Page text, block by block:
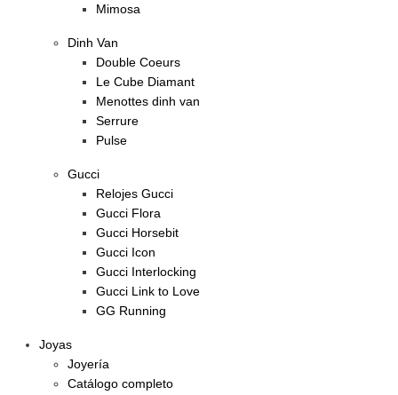
Mimosa
Dinh Van
Double Coeurs
Le Cube Diamant
Menottes dinh van
Serrure
Pulse
Gucci
Relojes Gucci
Gucci Flora
Gucci Horsebit
Gucci Icon
Gucci Interlocking
Gucci Link to Love
GG Running
Joyas
Joyería
Catálogo completo